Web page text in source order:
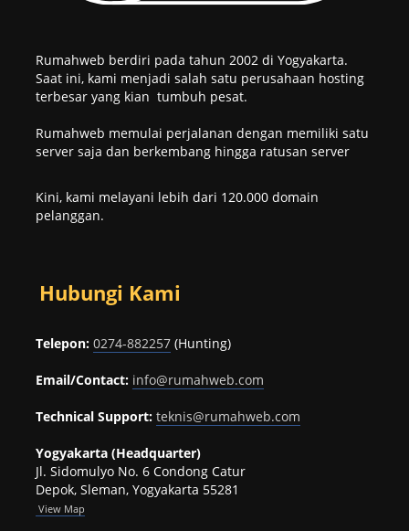
Rumahweb berdiri pada tahun 2002 di Yogyakarta.
Saat ini, kami menjadi salah satu perusahaan hosting
terbesar yang kian tumbuh pesat.
Rumahweb memulai perjalanan dengan memiliki satu
server saja dan berkembang hingga ratusan server
Kini, kami melayani lebih dari 120.000 domain
pelanggan.
Hubungi Kami
Telepon: 0274-882257 (Hunting)
Email/Contact: info@rumahweb.com
Technical Support: teknis@rumahweb.com
Yogyakarta (Headquarter)
Jl. Sidomulyo No. 6 Condong Catur
Depok, Sleman, Yogyakarta 55281
View Map